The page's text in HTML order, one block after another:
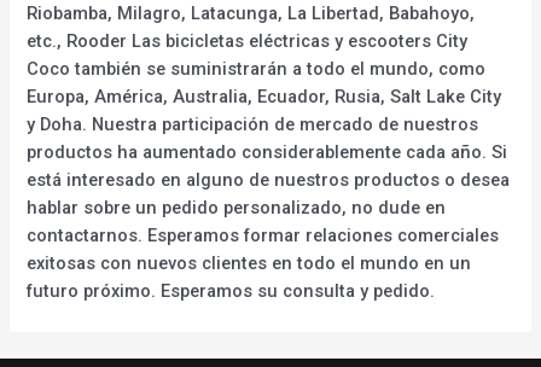
Riobamba, Milagro, Latacunga, La Libertad, Babahoyo,
etc., Rooder Las bicicletas eléctricas y escooters City
Coco también se suministrarán a todo el mundo, como
Europa, América, Australia, Ecuador, Rusia, Salt Lake City
y Doha. Nuestra participación de mercado de nuestros
productos ha aumentado considerablemente cada año. Si
está interesado en alguno de nuestros productos o desea
hablar sobre un pedido personalizado, no dude en
contactarnos. Esperamos formar relaciones comerciales
exitosas con nuevos clientes en todo el mundo en un
futuro próximo. Esperamos su consulta y pedido.